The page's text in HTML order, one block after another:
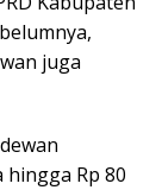
juga
Rp 80